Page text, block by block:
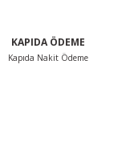
KAPIDA ÖDEME
Kapıda Nakit Ödeme